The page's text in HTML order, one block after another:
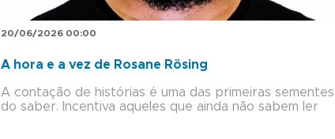
20/06/2026 00:00
A hora e a vez de Rosane Rösing
A contação de histórias é uma das primeiras sementes
do saber. Incentiva aqueles que ainda não sabem ler